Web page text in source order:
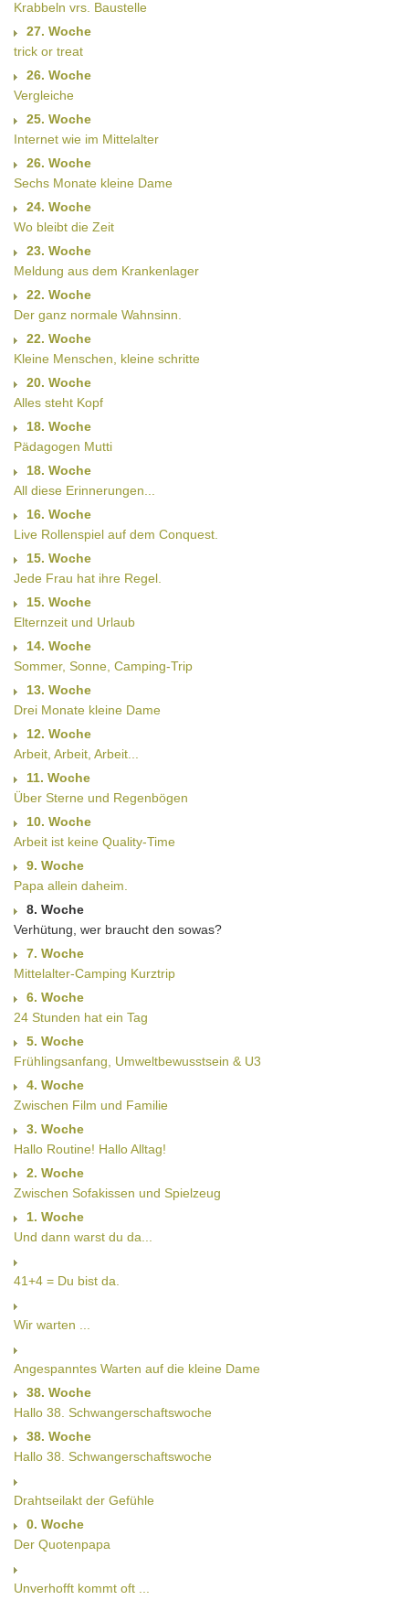
Krabbeln vrs. Baustelle
27. Woche
trick or treat
26. Woche
Vergleiche
25. Woche
Internet wie im Mittelalter
26. Woche
Sechs Monate kleine Dame
24. Woche
Wo bleibt die Zeit
23. Woche
Meldung aus dem Krankenlager
22. Woche
Der ganz normale Wahnsinn.
22. Woche
Kleine Menschen, kleine schritte
20. Woche
Alles steht Kopf
18. Woche
Pädagogen Mutti
18. Woche
All diese Erinnerungen...
16. Woche
Live Rollenspiel auf dem Conquest.
15. Woche
Jede Frau hat ihre Regel.
15. Woche
Elternzeit und Urlaub
14. Woche
Sommer, Sonne, Camping-Trip
13. Woche
Drei Monate kleine Dame
12. Woche
Arbeit, Arbeit, Arbeit...
11. Woche
Über Sterne und Regenbögen
10. Woche
Arbeit ist keine Quality-Time
9. Woche
Papa allein daheim.
8. Woche
Verhütung, wer braucht den sowas?
7. Woche
Mittelalter-Camping Kurztrip
6. Woche
24 Stunden hat ein Tag
5. Woche
Frühlingsanfang, Umweltbewusstsein & U3
4. Woche
Zwischen Film und Familie
3. Woche
Hallo Routine! Hallo Alltag!
2. Woche
Zwischen Sofakissen und Spielzeug
1. Woche
Und dann warst du da...
41+4 = Du bist da.
Wir warten ...
Angespanntes Warten auf die kleine Dame
38. Woche
Hallo 38. Schwangerschaftswoche
38. Woche
Hallo 38. Schwangerschaftswoche
Drahtseilakt der Gefühle
0. Woche
Der Quotenpapa
Unverhofft kommt oft ...